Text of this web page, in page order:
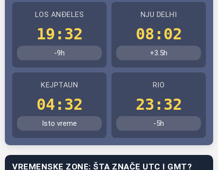
LOS ANĐELES
19:32
-9h
NJU DELHI
08:02
+3.5h
KEJPTAUN
04:32
Isto vreme
RIO
23:32
-5h
VREMENSKE ZONE: ŠTA ZNAČE UTC I GMT?